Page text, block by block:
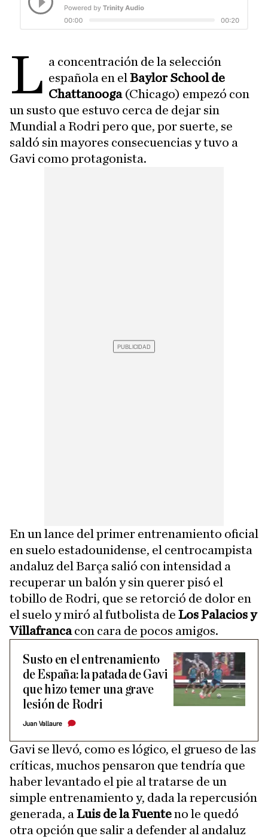
L a concentración de la selección
española en elBaylor School de
Chattanooga(Chicago) empezó con
un susto que estuvo cerca de dejar sin
Mundial a Rodri pero que, por suerte, se
saldó sin mayores consecuencias y tuvo a
Gavi como protagonista.
En un lance del primer entrenamiento oficial
en suelo estadounidense, el centrocampista
andaluz del Barça salió con intensidad a
recuperar un balón y sin querer pisó el
tobillo de Rodri, que se retorció de dolor en
el suelo y miró al futbolista de Los Palacios y
Villafrancacon cara de pocos amigos.
Susto en el entrenamiento
de España: la patada de Gavi
que hizo temer una grave
lesión de Rodri
Juan Vallaure
Gavi se llevó, como es lógico, el grueso de las
críticas, muchos pensaron que tendría que
haber levantado el pie al tratarse de un
simple entrenamiento y, dada la repercusión
generada, a Luis de la Fuenteno le quedó
otra opción que salir a defender al andaluz